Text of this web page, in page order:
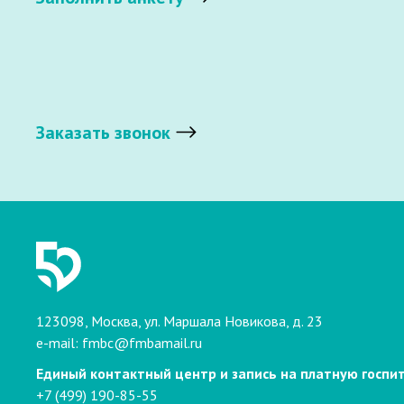
Заказать звонок
123098, Москва, ул. Маршала Новикова, д. 23
e-mail: fmbc@fmbamail.ru
Единый контактный центр и запись на платную
+7 (499) 190-85-55